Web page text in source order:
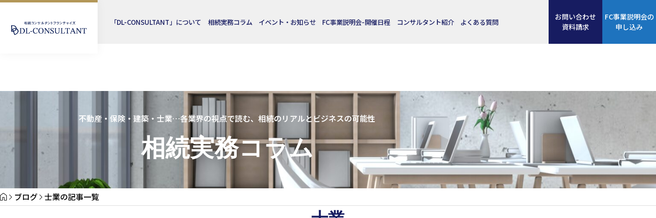
「DL-CONSULTANT」について 相続実務コラム イベント・お知らせ FC事業説明会-開催日程 コンサルタント紹介 よくある質問
お問い合わせ
資料請求
FC事業説明会の
申し込み
不動産・保険・建築・士業…各業界の視点で読む、相続のリアルとビジネスの可能性
相続実務コラム
ブログ 士業の記事一覧